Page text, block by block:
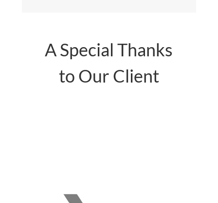
A Special Thanks
to Our Client